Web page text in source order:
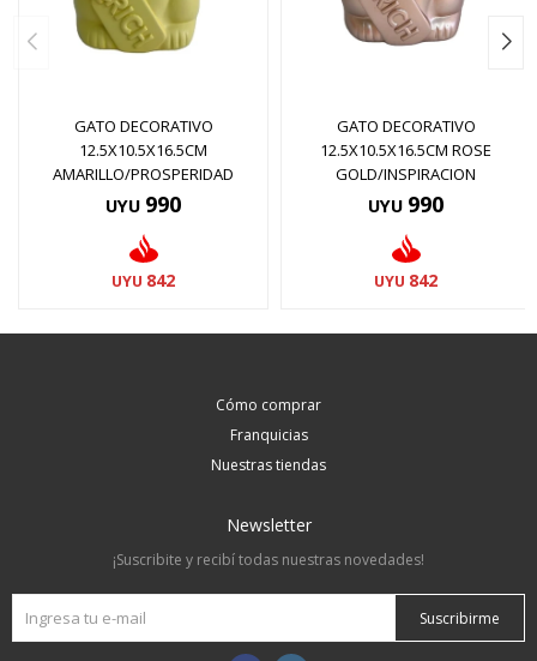
GATO DECORATIVO
12.5X10.5X16.5CM
AMARILLO/PROSPERIDAD
UYU 990
UYU 842
GATO DECORATIVO
12.5X10.5X16.5CM ROSE
GOLD/INSPIRACION
UYU 990
UYU 842
Cómo comprar
Franquicias
Nuestras tiendas
Newsletter
¡Suscribite y recibí todas nuestras novedades!
Suscribirme